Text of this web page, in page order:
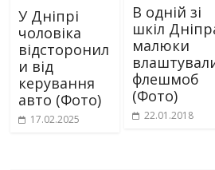
У Дніпрі
чоловіка
відсторонил
и від
керування
авто (Фото)
17.02.2025
В одній зі
шкіл
малюки
флешмоб
(Фото)
22.01.2018